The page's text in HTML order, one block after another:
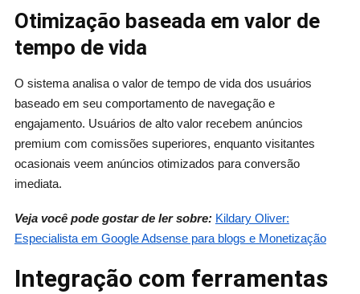
Otimização baseada em valor de
tempo de vida
O sistema analisa o valor de tempo de vida dos usuários
baseado em seu comportamento de navegação e
engajamento. Usuários de alto valor recebem anúncios
premium com comissões superiores, enquanto visitantes
ocasionais veem anúncios otimizados para conversão
imediata.
Veja você pode gostar de ler sobre: Kildary Oliver:
Especialista em Google Adsense para blogs e Monetização
Integração com ferramentas